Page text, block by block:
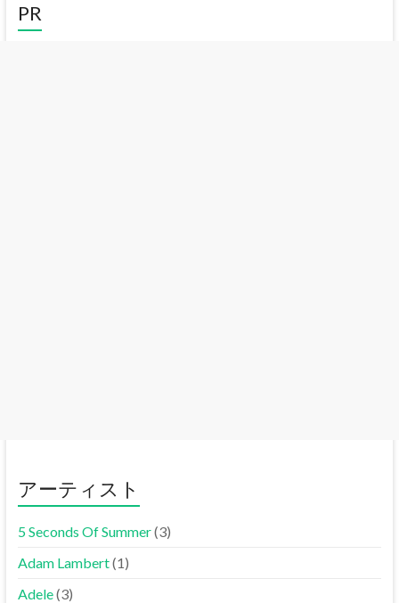
PR
アーティスト
5 Seconds Of Summer(3)
Adam Lambert(1)
Adele(3)